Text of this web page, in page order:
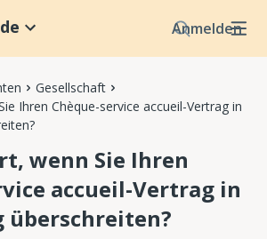
Anmelden
de
Gesellschaft
Ihren Chèque-service accueil-Vertrag in
wenn Sie Ihren
accueil-Vertrag in
überschreiten?